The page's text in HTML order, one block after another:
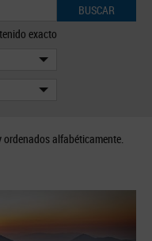
BUSCAR
exacto
alfabéticamente.